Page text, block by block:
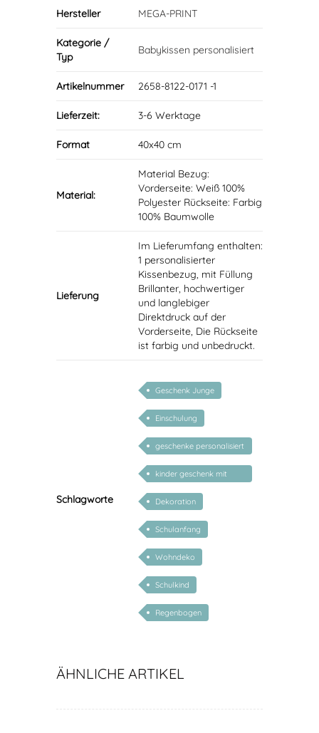
Hersteller MEGA-PRINT
Kategorie /
Typ
Babykissen personalisiert
Artikelnummer 2658-8122-0171 -1
Lieferzeit: 3-6 Werktage
Format 40x40 cm
Material:
Material Bezug:
Vorderseite: Weiß 100%
Polyester Rückseite: Farbig
100% Baumwolle
Lieferung
Im Lieferumfang enthalten:
1 personalisierter
Kissenbezug, mit Füllung
Brillanter, hochwertiger
und langlebiger
Direktdruck auf der
Vorderseite, Die Rückseite
ist farbig und unbedruckt.
Schlagworte
Geschenk Junge
Einschulung
geschenke personalisiert
kinder
kinder geschenk mit
namen
Dekoration
Schulanfang
Wohndeko
Schulkind
Regenbogen
ÄHNLICHE ARTIKEL